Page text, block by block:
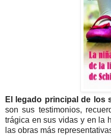
El legado principal de los
son sus testimonios,
trágica en sus vidas y en la
las obras más